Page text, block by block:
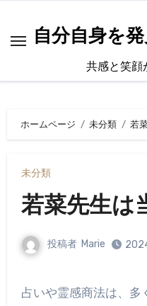
自分自身を
共感と笑顔
ホームページ 未分類 若
未分類
若菜先生は
投稿者 Marie
占いや霊感商法は、多くの人々にとって興味深い